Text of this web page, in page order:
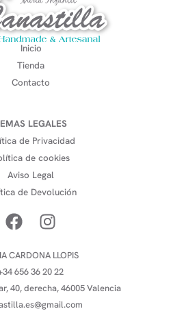
Inicio
Tienda
Contacto
LEGALES
de Privacidad
de cookies
Aviso Legal
de Devolución
CARDONA LLOPIS
656 36 20 22
40, derecha, 46005 Valencia